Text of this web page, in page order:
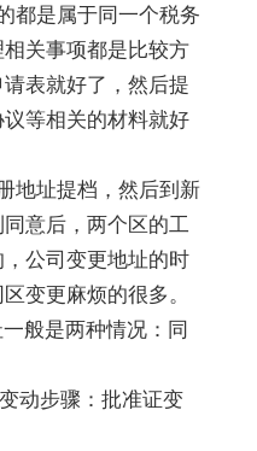
都是属于同一个税务
关事项都是比较方
表就好了，然后提
等相关的材料就好
地址提档，然后到新
意后，两个区的工
公司变更地址的时
变更麻烦的很多。
般是两种情况：同
动步骤：批准证变